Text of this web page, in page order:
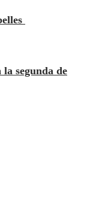
segunda de